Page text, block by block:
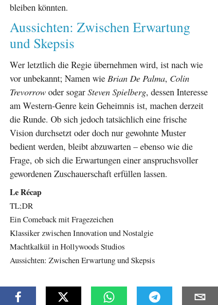
bleiben könnten.
Aussichten: Zwischen Erwartung
und Skepsis
Wer letztlich die Regie übernehmen wird, ist nach wie
vor unbekannt; Namen wie Brian De Palma, Colin
Trevorrow oder sogar Steven Spielberg, dessen Interesse
am Western-Genre kein Geheimnis ist, machen derzeit
die Runde. Ob sich jedoch tatsächlich eine frische
Vision durchsetzt oder doch nur gewohnte Muster
bedient werden, bleibt abzuwarten – ebenso wie die
Frage, ob sich die Erwartungen einer anspruchsvoller
gewordenen Zuschauerschaft erfüllen lassen.
Le Récap
TL;DR
Ein Comeback mit Fragezeichen
Klassiker zwischen Innovation und Nostalgie
Machtkalkül in Hollywoods Studios
Aussichten: Zwischen Erwartung und Skepsis